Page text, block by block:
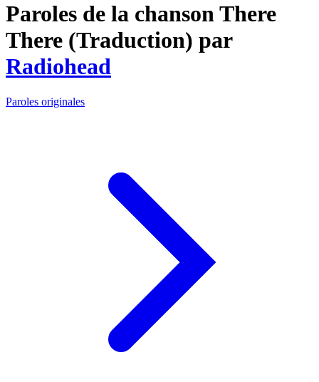
Paroles de la chanson There
There (Traduction) par
Radiohead
Paroles originales